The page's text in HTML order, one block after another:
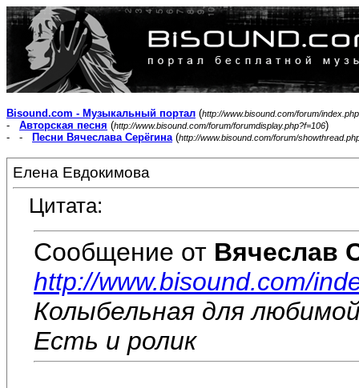
Bisound.com - Музыкальный портал (http://www.bisound.com/forum/index.php
- Авторская песня (http://www.bisound.com/forum/forumdisplay.php?f=106)
- -
Песни Вячеслава Серёгина(http://www.bisound.com/forum/
Елена Евдокимова
Цитата:
Сообщение от Вячеслав
http://www.bisound.com/
Колыбельная для
Есть и ролик